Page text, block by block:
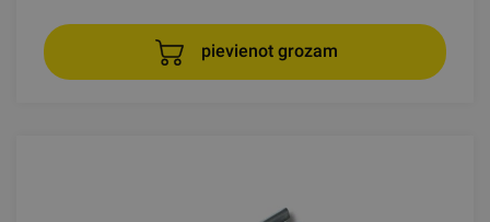
pievienot grozam